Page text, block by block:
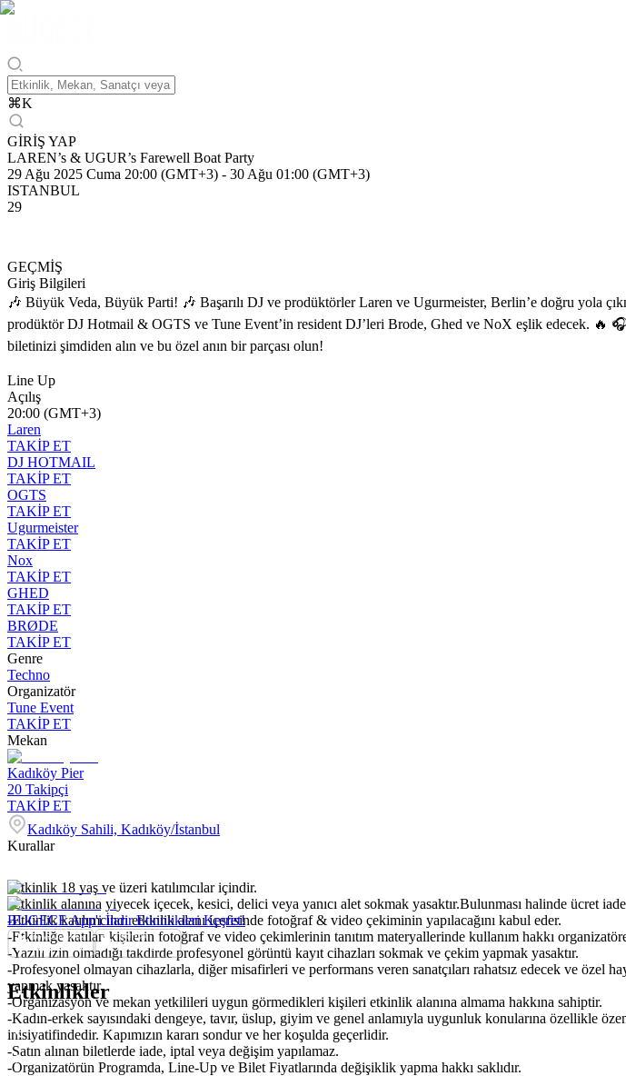
⌘K
GİRİŞ YAP
LAREN’s & UGUR’s Farewell Boat Party
29 Ağu 2025 Cuma 20:00 (GMT+3) - 30 Ağu 01:00 (GMT+3)
ISTANBUL
29
GEÇMİŞ
Giriş Bilgileri
🎶 Büyük Veda, Büyük Parti! 🎶 Başarılı DJ ve prodüktörler Laren ve Ugurmeister, Berlin’e doğru yola
prodüktör DJ Hotmail & OGTS ve Tune Event’in resident DJ’leri Brode, Ghed ve NoX eşlik edecek. 🔥
biletinizi şimdiden alın ve bu özel anın bir parçası olun!
Line Up
Açılış
20:00 (GMT+3)
Laren
TAKİP ET
DJ HOTMAIL
TAKİP ET
OGTS
TAKİP ET
Ugurmeister
TAKİP ET
Nox
TAKİP ET
GHED
TAKİP ET
BRØDE
TAKİP ET
Genre
Techno
Organizatör
Tune Event
TAKİP ET
Mekan
Kadıköy Pier
20 Takipçi
TAKİP ET
Kadıköy Sahili, Kadıköy/İstanbul
Kurallar
-Etkinlik 18 yaş ve üzeri katılımcılar içindir.
-Etkinlik alanına yiyecek içecek, kesici, delici veya yanıcı alet sokmak yasaktır.Bulunması halinde ücret
-Etkinlik katılımcıları etkinlik alanı içerisinde fotoğraf & video çekiminin yapılacağını kabul eder.
-Etkinliğe katılan kişilerin fotoğraf ve video çekimlerinin tanıtım materyallerinde kullanım hakkı
-Yazılı izin olmadığı takdirde profesyonel görüntü kayıt cihazları sokmak ve çekim yapmak yasaktır.
-Profesyonel olmayan cihazlarla, diğer misafirleri ve performans veren sanatçıları rahatsız edecek ve özel
yapmak yasaktır.
-Organizasyon ve mekan yetkilileri uygun görmedikleri kişileri etkinlik alanına almama hakkına sahiptir.
-Kadın-erkek sayısındaki dengeye, tavır, üslup, giyim ve genel anlamıyla uygunluk konularına özellikle
inisiyatifindedir. Kapımızın kararı sondur ve her koşulda geçerlidir.
-Satın alınan biletlerde iade, iptal veya değişim yapılamaz.
-Organizatörün Programda, Line-Up ve Bilet Fiyatlarında değişiklik yapma hakkı saklıdır.
BUGECE App'i İndir Etkinlikleri Keşfet!
Etkinlikler